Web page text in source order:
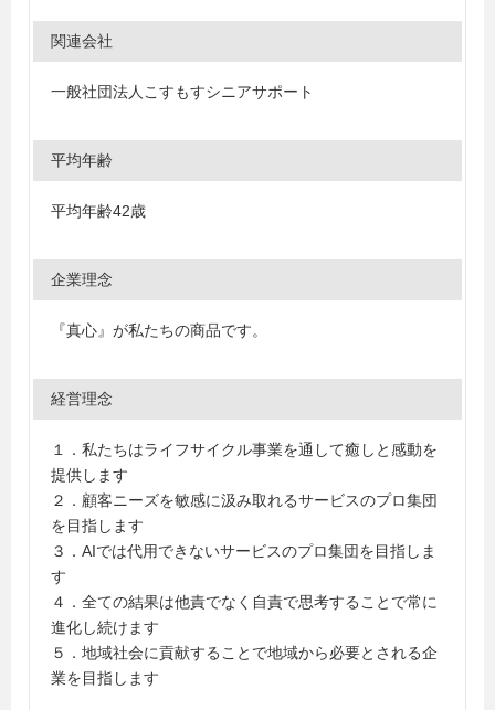
関連会社
一般社団法人こすもすシニアサポート
平均年齢
平均年齢42歳
企業理念
『真心』が私たちの商品です。
経営理念
１．私たちはライフサイクル事業を通して癒しと感動を
提供します
２．顧客ニーズを敏感に汲み取れるサービスのプロ集団
を目指します
３．AIでは代用できないサービスのプロ集団を目指しま
す
４．全ての結果は他責でなく自責で思考することで常に
進化し続けます
５．地域社会に貢献することで地域から必要とされる企
業を目指します